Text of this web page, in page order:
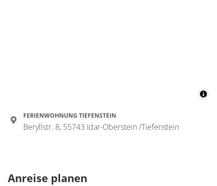
FERIENWOHNUNG TIEFENSTEIN
Beryllstr. 8, 55743 Idar-Oberstein /Tiefenstein
Anreise planen